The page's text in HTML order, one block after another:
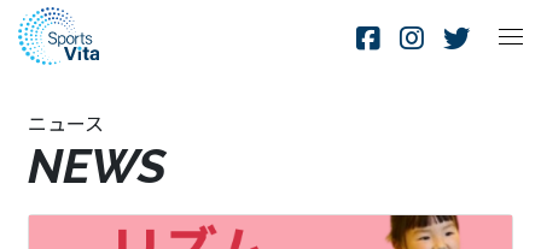
ニュース
NEWS